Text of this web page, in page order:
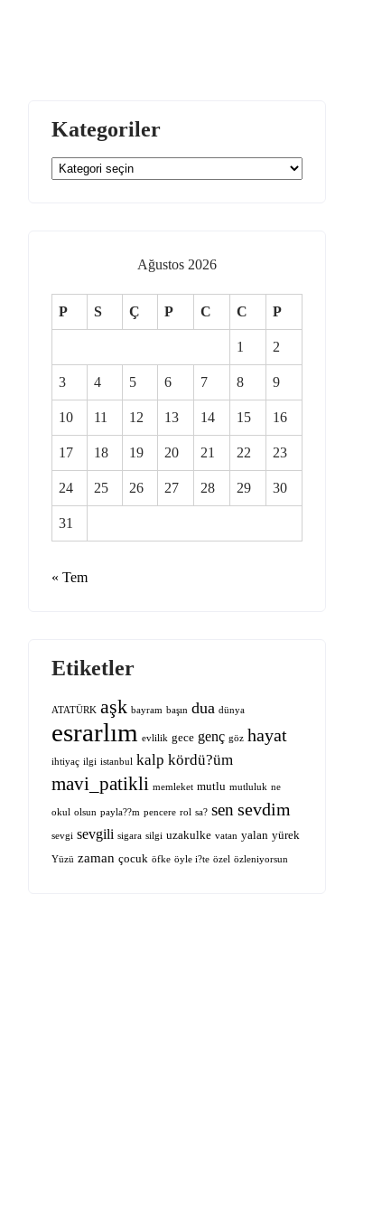
Kategoriler
Kategoriler
Ağustos 2026
P S Ç P C C P
1 2
3 4 5 6 7 8 9
10 11 12 13 14 15 16
17 18 19 20 21 22 23
24 25 26 27 28 29 30
31
« Tem
Etiketler
ATATÜRK aşk bayram başın dua dünya
esrarlım evlilik gece genç göz hayat
ihtiyaç ilgi istanbul kalp kördü?üm
mavi_patikli memleket mutlu mutluluk ne
okul olsun payla??m pencere rol sa? sen sevdim
sevgi sevgili sigara silgi uzakulke vatan yalan yürek
Yüzü zaman çocuk öfke öyle i?te özel özleniyorsun